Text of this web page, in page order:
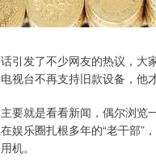
引发了不少网友的热议，大
视台不再支持旧款设备，他
要就是看看新闻，偶尔浏
娱乐圈扎根多年的“老干部
机。